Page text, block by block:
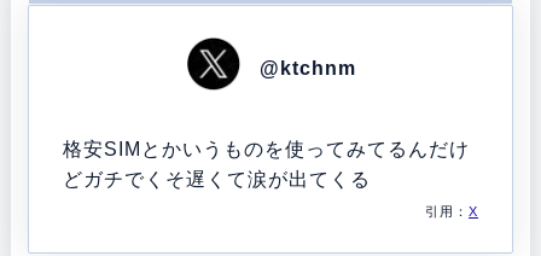
@ktchnm
格安SIMとかいうものを使ってみてるんだけ
どガチでくそ遅くて涙が出てくる
引用：X